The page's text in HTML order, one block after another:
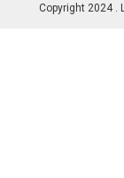
Copyright 2024 .